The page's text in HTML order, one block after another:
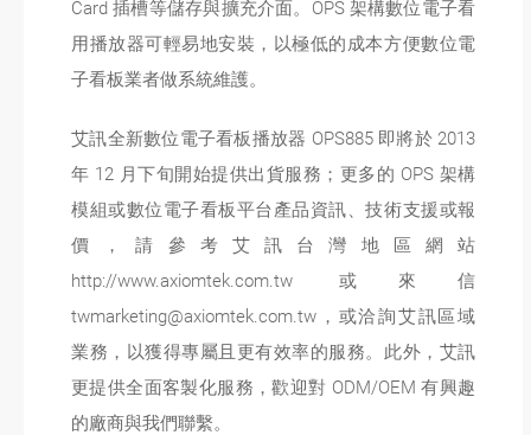
Card 插槽等儲存與擴充介面。OPS 架構數位電子看
用播放器可輕易地安裝，以極低的成本方便數位電
子看板業者做系統維護。
艾訊全新數位電子看板播放器 OPS885 即將於 2013
年 12 月下旬開始提供出貨服務；更多的 OPS 架構
模組或數位電子看板平台產品資訊、技術支援或報
價，請參考艾訊台灣地區網站
http://www.axiomtek.com.tw 或來信
twmarketing@axiomtek.com.tw，或洽詢艾訊區域
業務，以獲得專屬且更有效率的服務。此外，艾訊
更提供全面客製化服務，歡迎對 ODM/OEM 有興趣
的廠商與我們聯繫。